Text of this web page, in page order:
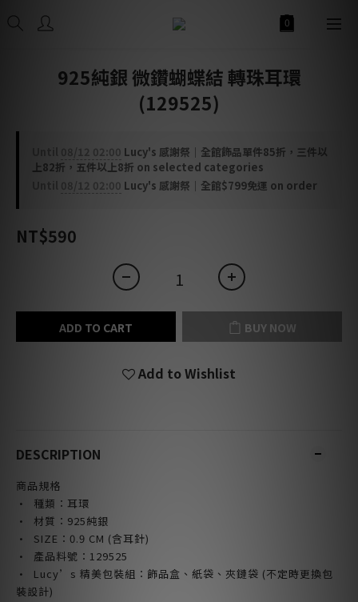
925純銀 微鑽蝴蝶結 轉珠耳環
(129525)
08/12 02:00 Lucy's 感謝祭｜全館飾品單件85折，三件以
上82折，五件以上8折 on selected categories
08/12 02:00 Lucy's 感謝祭｜全館$799免運 on order
NT$590
ADD TO CART BUY NOW
Add to Wishlist
DESCRIPTION
商品規格
· 種類：耳環
· 材質：925純銀
· SIZE ：0.9 CM (含耳針)
· 產品料號：129525
· Lucy’s 精美包裝組：飾品盒、紙袋、夾鏈袋 (不定時更換包
裝設計)